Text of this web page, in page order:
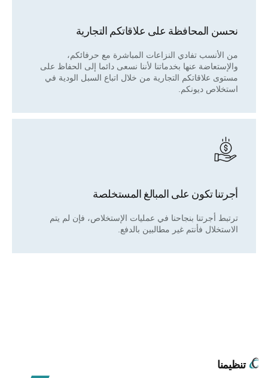
نحسن المحافظة على علاقاتكم التجارية
من الأنسب تفادي النزاعات المباشرة مع حرفائكم،
والإستعاضة عنها بخدماتنا لأننا نسعى دائما إلى الحفاظ على
مستوى علاقاتكم التجارية من خلال اتباع السبل الودية في
استخلاص ديونكم.
أجرتنا تكون على المبالغ المستخلصة
ترتبط أجرتنا بنجاحنا في عمليات الإستخلاص، فإن لم يتم
الاستخلال فأنتم غير مطالبين بالدفع.
تنظيمنا